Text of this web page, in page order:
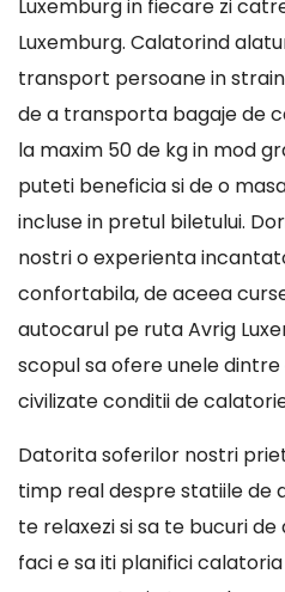
Luxemburg in fiecare zi
Luxemburg. Calatorind
transport persoane in
de a transporta bagaje de
la maxim 50 de kg in mod
puteti beneficia si de o
incluse in pretul biletului.
nostri o experienta
confortabila, de aceea
autocarul pe ruta Avrig
scopul sa ofere unele
civilizate conditii de
Datorita soferilor nostri
timp real despre statiile de
te relaxezi si sa te bucuri
faci e sa iti planifici